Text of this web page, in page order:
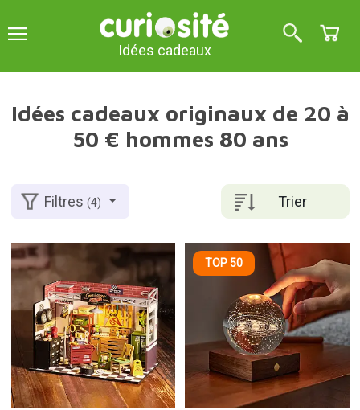
Idées cadeaux
Idées cadeaux originaux de 20 à
50 € hommes 80 ans
Trier
Filtres(4)
TOP 50